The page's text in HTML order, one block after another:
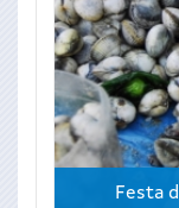
Festa